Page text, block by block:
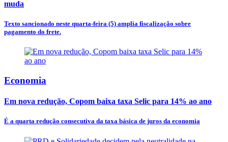
muda
Texto sancionado neste quarta-feira (5) amplia fiscalização sobre
pagamento do frete.
Economia
Em nova redução, Copom baixa taxa Selic para 14% ao ano
É a quarta redução consecutiva da taxa básica de juros da economia